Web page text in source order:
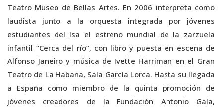
Teatro Museo de Bellas Artes. En 2006 interpreta como
laudista junto a la orquesta integrada por jóvenes
estudiantes del Isa el estreno mundial de la zarzuela
infantil “Cerca del río”, con libro y puesta en escena de
Alfonso Janeiro y música de Ivette Harriman en el Gran
Teatro de La Habana, Sala García Lorca. Hasta su llegada
a España como miembro de la quinta promoción de
jóvenes creadores de la Fundación Antonio Gala,